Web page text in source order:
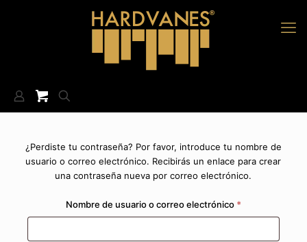
¿Perdiste tu contraseña? Por favor, introduce tu nombre de
usuario o correo electrónico. Recibirás un enlace para crear
una contraseña nueva por correo electrónico.
Nombre de usuario o correo electrónico *Obligatorio